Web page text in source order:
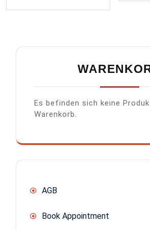
Es befinden sich keine
Warenkorb.
AGB
Book Appointment